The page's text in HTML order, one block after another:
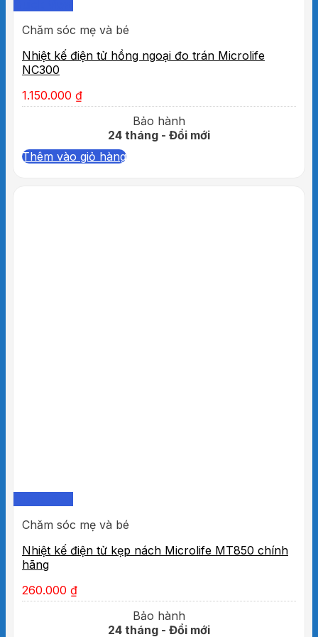
Chăm sóc mẹ và bé
Nhiệt kế điện tử hồng ngoại đo trán Microlife
NC300
1.150.000 ₫
Bảo hành
24 tháng - Đổi mới
Thêm vào giỏ hàng
Chăm sóc mẹ và bé
Nhiệt kế điện tử kẹp nách Microlife MT850 chính
hãng
260.000 ₫
Bảo hành
24 tháng - Đổi mới